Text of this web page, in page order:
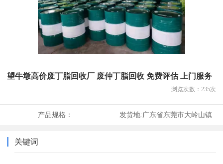
望牛墩高价废丁脂回收厂 废仲丁脂回收 免费评估 上门服务
浏览次数： 235次
产品规格： 发货地:广东省东莞市大岭山镇
关键词